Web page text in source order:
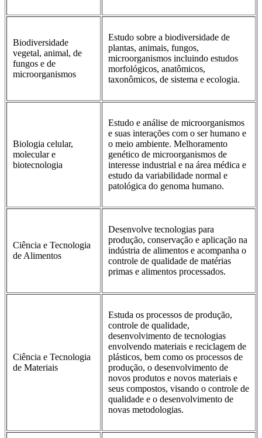
Biodiversidade
vegetal, animal, de
fungos e de
microorganismos
Estudo sobre a biodiversidade de
plantas, animais, fungos,
microorganismos incluindo estudos
morfológicos, anatômicos,
taxonômicos, de sistema e ecologia.
Biologia celular,
molecular e
biotecnologia
Estudo e análise de microorganismos
e suas interações com o ser humano e
o meio ambiente. Melhoramento
genético de microorganismos de
interesse industrial e na área médica e
estudo da variabilidade normal e
patológica do genoma humano.
Ciência e Tecnologia
de Alimentos
Desenvolve tecnologias para
produção, conservação e aplicação na
indústria de alimentos e acompanha o
controle de qualidade de matérias
primas e alimentos processados.
Ciência e Tecnologia
de Materiais
Estuda os processos de produção,
controle de qualidade,
desenvolvimento de tecnologias
envolvendo materiais e reciclagem de
plásticos, bem como os processos de
produção, o desenvolvimento de
novos produtos e novos materiais e
seus compostos, visando o controle de
qualidade e o desenvolvimento de
novas metodologias.